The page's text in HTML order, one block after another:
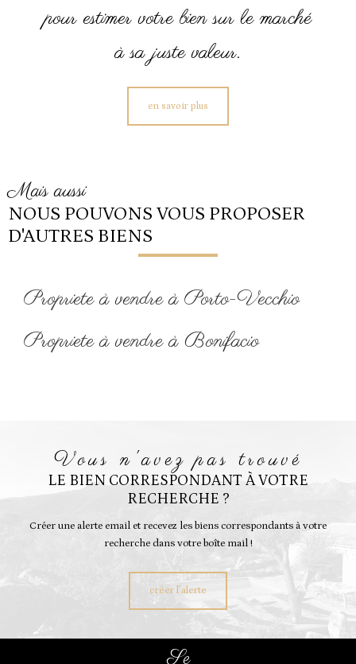
pour estimer votre bien sur le marché
à sa juste valeur.
en savoir plus
mais aussi
NOUS POUVONS VOUS PROPOSER
D'AUTRES BIENS
Propriete à vendre à Porto-Vecchio
Propriete à vendre à Bonifacio
vous n'avez pas trouvé
LE BIEN CORRESPONDANT À VOTRE
RECHERCHE ?
Créer une alerte email et recevez les biens correspondants à votre
recherche dans votre boîte mail !
créer l'alerte